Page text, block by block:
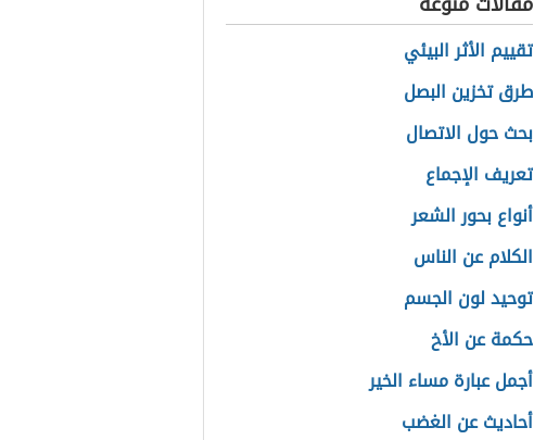
تقييم الأثر البيئي
طرق تخزين البصل
بحث حول الاتصال
تعريف الإجماع
أنواع بحور الشعر
الكلام عن الناس
توحيد لون الجسم
حكمة عن الأخ
أجمل عبارة مساء الخير
أحاديث عن الغضب